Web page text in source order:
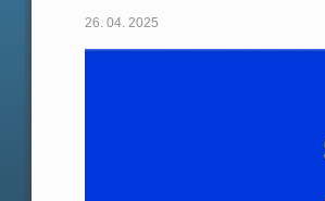
26. 04. 2025